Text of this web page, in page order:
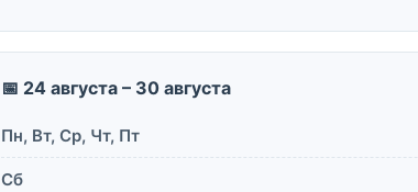
📅 24 августа – 30 августа
Пн, Вт, Ср, Чт, Пт
Сб